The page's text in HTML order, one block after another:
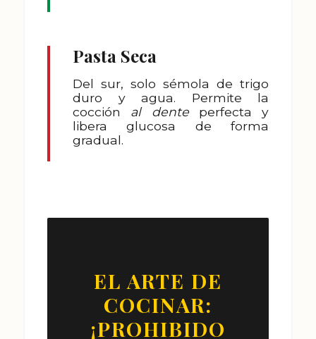
Pasta Seca
Del sur, solo sémola de trigo
duro y agua. Permite la
cocción al denteperfecta y
libera glucosa de forma
gradual.
EL ARTE DE
COCINAR:
¡PROHIBIDO